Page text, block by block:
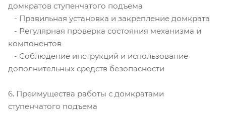
домкратов ступенчатого подъема
- Правильная установка и закрепление домкрата
- Регулярная проверка состояния механизма и
компонентов
- Соблюдение инструкций и использование
дополнительных средств безопасности
6. Преимущества работы с домкратами
ступенчатого подъема